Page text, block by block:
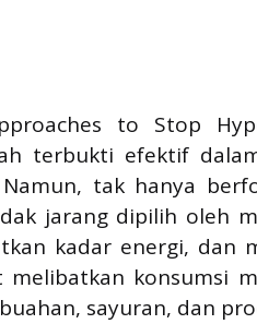
to Stop
terbukti efektif
tak hanya
jarang dipilih oleh
kadar energi, dan
melibatkan konsumsi
sayuran, dan